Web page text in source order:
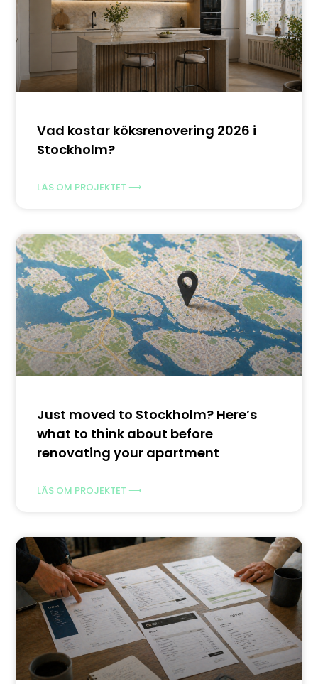
Vad kostar köksrenovering 2026 i
Stockholm?
LÄS OM PROJEKTET ⟶
Just moved to Stockholm? Here’s
what to think about before
renovating your apartment
LÄS OM PROJEKTET ⟶